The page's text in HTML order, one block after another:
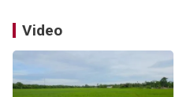
Video